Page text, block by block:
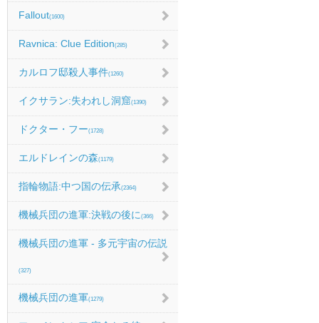
Fallout(1600)
Ravnica: Clue Edition(285)
カルロフ邸殺人事件(1260)
イクサラン:失われし洞窟(1390)
ドクター・フー(1728)
エルドレインの森(1179)
指輪物語:中つ国の伝承(2364)
機械兵団の進軍:決戦の後に (366)
機械兵団の進軍 - 多元宇宙の伝説
(327)
機械兵団の進軍(1279)